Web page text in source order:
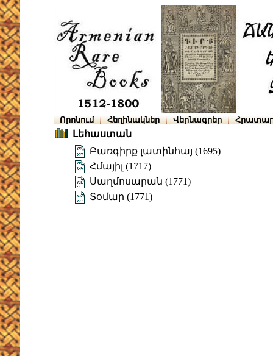
Որոնում Հեղինակներ Վերնագրեր
Լեհաստան
Բառգիրք լատինհայ (1695)
Հմայիլ (1717)
Սաղմոսարան (1771)
Տօմար (1771)